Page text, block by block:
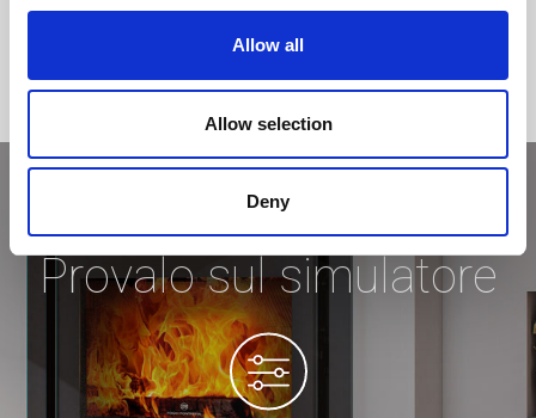
Allow all
Allow selection
Deny
Provalo sul simulatore